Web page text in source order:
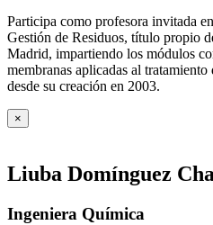
Participa como profesora invitada
Gestión de Residuos, título propio
Madrid, impartiendo los módulos
membranas aplicadas al
desde su creación en 2003.
×
Liuba Domínguez
Ingeniera Química